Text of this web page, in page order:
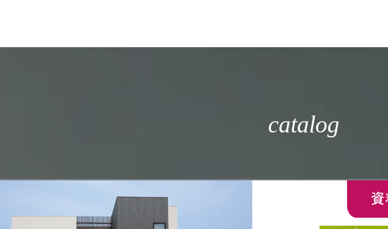
catalog